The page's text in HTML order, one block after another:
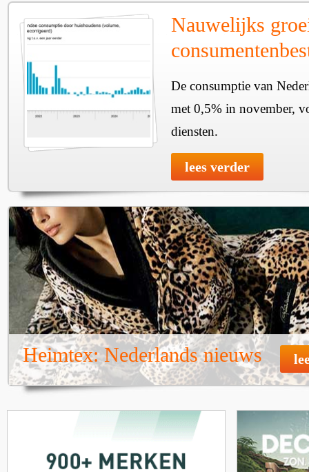
Nauwelijks
De consumptie van
met 0,5% in november,
diensten.
lees verder
Heimtex: Nederlands nieuws